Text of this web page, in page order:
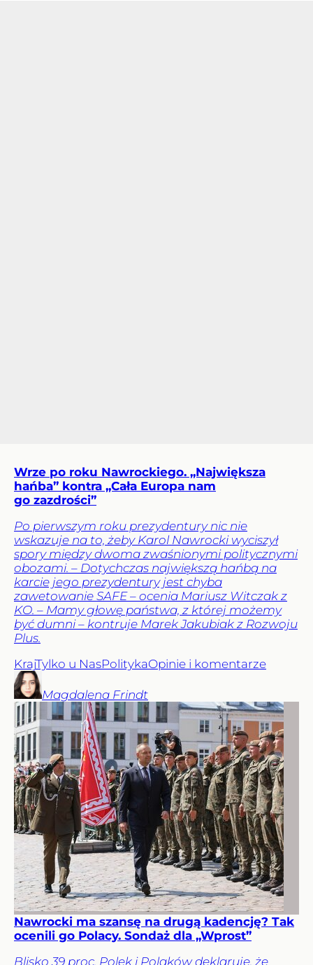
Wrze po roku Nawrockiego. „Największa
hańba” kontra „Cała Europa nam
go zazdrości”
Po pierwszym roku prezydentury nic nie
wskazuje na to, żeby Karol Nawrocki wyciszył
spory między dwoma zwaśnionymi politycznymi
obozami. – Dotychczas największą hańbą na
karcie jego prezydentury jest chyba
zawetowanie SAFE – ocenia Mariusz Witczak z
KO. – Mamy głowę państwa, z której możemy
być dumni – kontruje Marek Jakubiak z Rozwoju
Plus.
KrajTylko u NasPolitykaOpinie i komentarze
Magdalena Frindt
Nawrocki ma szansę na drugą kadencję? Tak
ocenili go Polacy. Sondaż dla „Wprost”
Blisko 39 proc. Polek i Polaków deklaruje, że